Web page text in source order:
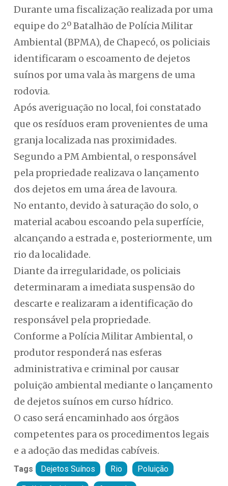
Durante uma fiscalização realizada por uma
equipe do 2º Batalhão de Polícia Militar
Ambiental (BPMA), de Chapecó, os policiais
identificaram o escoamento de dejetos
suínos por uma vala às margens de uma
rodovia.
Após averiguação no local, foi constatado
que os resíduos eram provenientes de uma
granja localizada nas proximidades.
Segundo a PM Ambiental, o responsável
pela propriedade realizava o lançamento
dos dejetos em uma área de lavoura.
No entanto, devido à saturação do solo, o
material acabou escoando pela superfície,
alcançando a estrada e, posteriormente, um
rio da localidade.
Diante da irregularidade, os policiais
determinaram a imediata suspensão do
descarte e realizaram a identificação do
responsável pela propriedade.
Conforme a Polícia Militar Ambiental, o
produtor responderá nas esferas
administrativa e criminal por causar
poluição ambiental mediante o lançamento
de dejetos suínos em curso hídrico.
O caso será encaminhado aos órgãos
competentes para os procedimentos legais
e a adoção das medidas cabíveis.
Tags Dejetos Suínos Rio Poluição